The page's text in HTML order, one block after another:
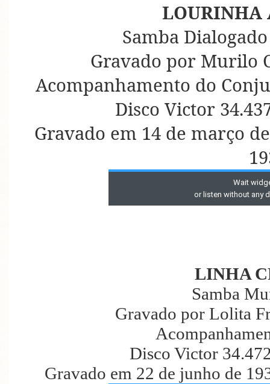
LOURINHA
Samba
Gravado por Murilo
Acompanhamento do
Disco Victor
Gravado em 14 de março
LINHA
Samba
Gravado por Lolita
Disco Victor
Gravado em 22 de junho de